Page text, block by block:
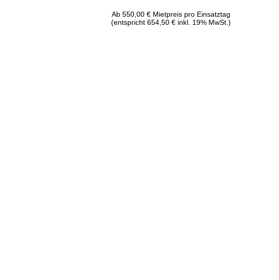
Ab 550,00 € Mietpreis pro Einsatztag
(entspricht 654,50 € inkl. 19% MwSt.)